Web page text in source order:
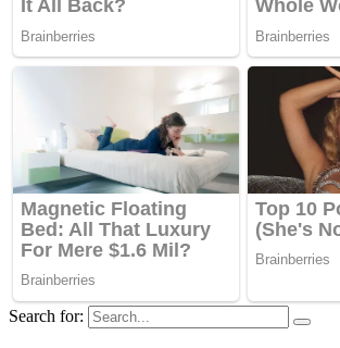
Search for: